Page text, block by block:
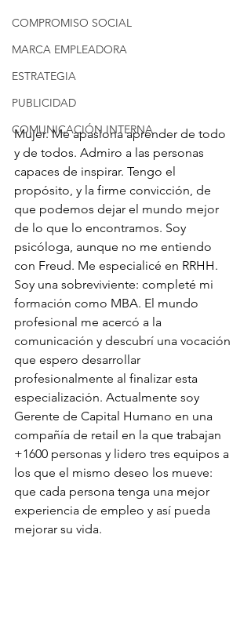
COMPROMISO SOCIAL
MARCA EMPLEADORA
ESTRATEGIA
PUBLICIDAD
COMUNICACIÓN INTERNA
Mujer. Me apasiona aprender de todo
y de todos. Admiro a las personas
capaces de inspirar. Tengo el
propósito, y la firme convicción, de
que podemos dejar el mundo mejor
de lo que lo encontramos. Soy
psicóloga, aunque no me entiendo
con Freud. Me especialicé en RRHH.
Soy una sobreviviente: completé mi
formación como MBA. El mundo
profesional me acercó a la
comunicación y descubrí una vocación
que espero desarrollar
profesionalmente al finalizar esta
especialización. Actualmente soy
Gerente de Capital Humano en una
compañía de retail en la que trabajan
+1600 personas y lidero tres equipos a
los que el mismo deseo los mueve:
que cada persona tenga una mejor
experiencia de empleo y así pueda
mejorar su vida.